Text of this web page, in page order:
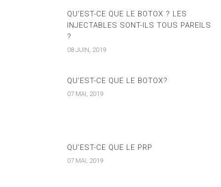
QU’EST-CE QUE LE BOTOX ? LES
INJECTABLES SONT-ILS TOUS PAREILS
?
08 JUIN, 2019
QU’EST-CE QUE LE BOTOX?
07 MAI, 2019
QU’EST-CE QUE LE PRP
07 MAI, 2019